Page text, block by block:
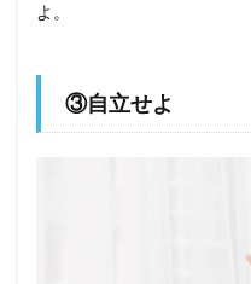
よ。
③自立せよ